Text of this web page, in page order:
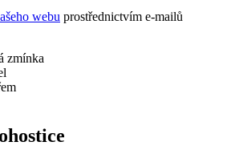
webu prostřednictvím e-mailů
zmínka